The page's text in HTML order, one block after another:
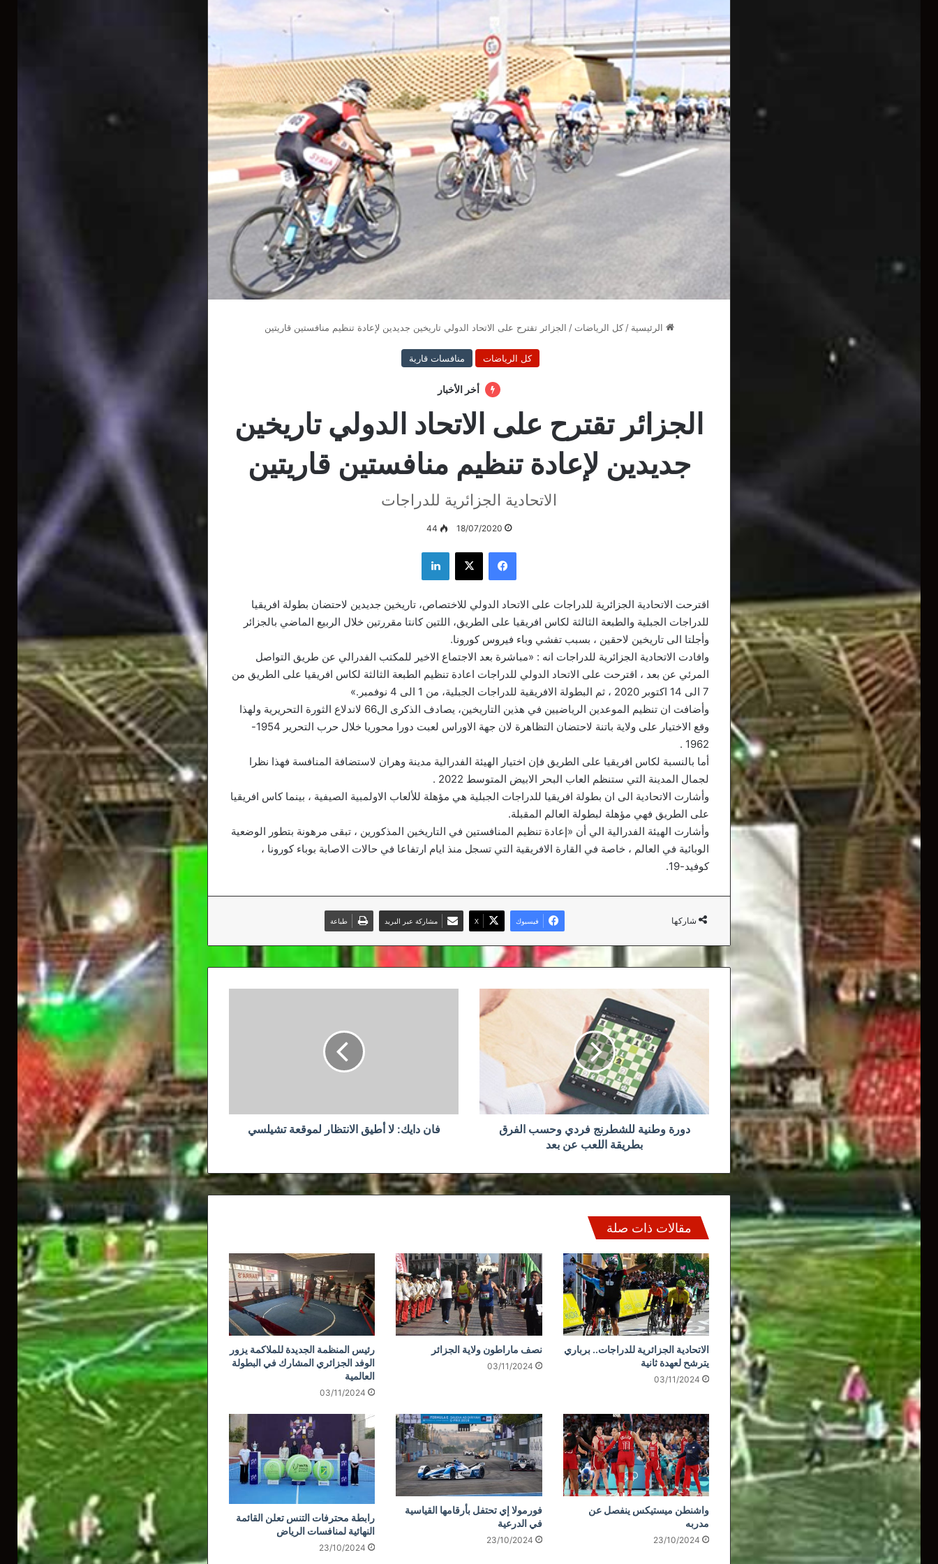
الرئيسية / كل الرياضات / الجزائر تقترح على الاتحاد الدولي تاريخين جديدين لإعادة تنظيم منافستين قاريتين
كل الرياضات منافسات قارية
أخر الأخبار
الجزائر تقترح على الاتحاد الدولي تاريخين
جديدين لإعادة تنظيم منافستين قاريتين
الاتحادية الجزائرية للدراجات
18/07/2020
44
فيسبوك ‫X لينكدإن
اقترحت الاتحادية الجزائرية للدراجات على الاتحاد الدولي للاختصاص، تاريخين جديدين لاحتضان بطولة افريقيا
للدراجات الجبلية والطبعة الثالثة لكاس افريقيا على الطريق، اللتين كانتا مقررتين خلال الربيع الماضي بالجزائر
وأجلتا الى تاريخين لاحقين ، بسبب تفشي وباء فيروس كورونا.
وافادت الاتحادية الجزائرية للدراجات انه : «مباشرة بعد الاجتماع الاخير للمكتب الفدرالي عن طريق التواصل
المرئي عن بعد ، اقترحت على الاتحاد الدولي للدراجات اعادة تنظيم الطبعة الثالثة لكاس افريقيا على الطريق من
7 الى 14 اكتوبر 2020 ، ثم البطولة الافريقية للدراجات الجبلية، من 1 الى 4 نوفمبر.»
وأضافت ان تنظيم الموعدين الرياضيين في هذين التاريخين، يصادف الذكرى ال66 لاندلاع الثورة التحريرية ولهذا
وقع الاختيار على ولاية باتنة لاحتضان التظاهرة لان جهة الاوراس لعبت دورا محوريا خلال حرب التحرير 1954-
1962 .
أما بالنسبة لكاس افريقيا على الطريق فإن اختيار الهيئة الفدرالية مدينة وهران لاستضافة المنافسة فهذا نظرا
لجمال المدينة التي ستنظم العاب البحر الابيض المتوسط 2022 .
وأشارت الاتحادية الى ان بطولة افريقيا للدراجات الجبلية هي مؤهلة للألعاب الاولمبية الصيفية ، بينما كاس افريقيا
على الطريق فهي مؤهلة لبطولة العالم المقبلة.
وأشارت الهيئة الفدرالية الي أن «إعادة تنظيم المنافستين في التاريخين المذكورين ، تبقى مرهونة بتطور الوضعية
الوبائية في العالم ، خاصة في القارة الافريقية التي تسجل منذ ايام ارتفاعا في حالات الاصابة بوباء كورونا ،
كوفيد-19.
شاركها فيسبوك ‫X مشاركة عبر البريد طباعة
للشطرنج
بطريقة
اللعب
عن
دورة وطنية للشطرنج فردي وحسب الفرق
بطريقة اللعب عن بعد
فان دايك: لا أطيق الانتظار لموقعة تشيلسي
مقالات ذات صلة
الاتحادية الجزائرية للدراجات.. برباري
يترشح لعهدة ثانية
03/11/2024
نصف ماراطون ولاية الجزائر
03/11/2024
رئيس المنظمة الجديدة للملاكمة يزور
الوفد الجزائري المشارك في البطولة
العالمية
03/11/2024
واشنطن ميستيكس ينفصل عن
مدربه
23/10/2024
فورمولا إي تحتفل بأرقامها القياسية
في الدرعية
23/10/2024
رابطة محترفات التنس تعلن القائمة
النهائية لمنافسات الرياض
23/10/2024